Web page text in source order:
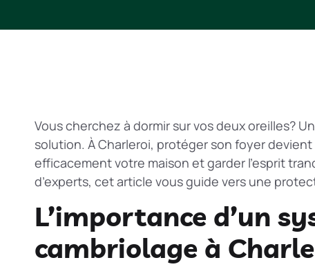
Vous cherchez à dormir sur vos deux oreilles?
solution. À Charleroi, protéger son foyer
efficacement votre maison et garder l’esprit
d’experts, cet article vous guide vers une
L’importance d’un
cambriolage à